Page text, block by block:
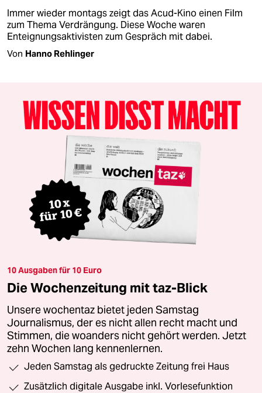
Immer wieder montags zeigt das Acud-Kino einen Film
zum Thema Verdrängung. Diese Woche waren
Enteignungsaktivisten zum Gespräch mit dabei.
Von Hanno Rehlinger
10 Ausgaben für 10 Euro
Die Wochenzeitung mit taz-Blick
Unsere wochentaz bietet jeden Samstag
Journalismus, der es nicht allen recht macht und
Stimmen, die woanders nicht gehört werden. Jetzt
zehn Wochen lang kennenlernen.
Jeden Samstag als gedruckte Zeitung frei Haus
Zusätzlich digitale Ausgabe inkl. Vorlesefunktion